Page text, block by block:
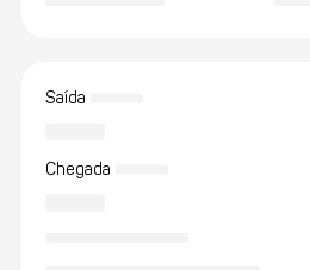
Saída
Chegada